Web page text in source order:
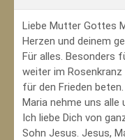
Liebe Mutter Gottes
Herzen und deinem
Für alles. Besonders
weiter im
für den Frieden
Maria nehme uns
Ich liebe Dich von
Sohn Jesus. Jesus,